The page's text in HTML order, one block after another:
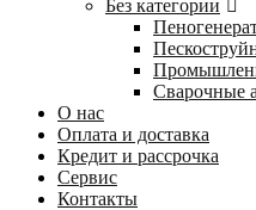
Без категории
Сварочные
О нас
Оплата и доставка
Кредит и рассрочка
Сервис
Контакты